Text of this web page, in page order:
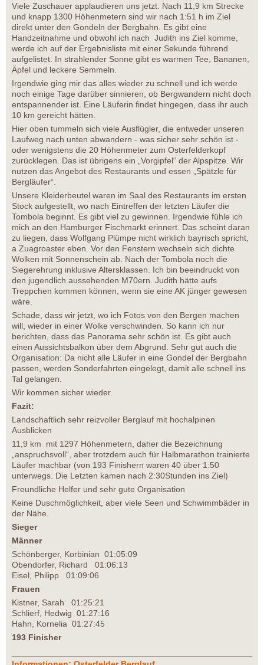
Viele Zuschauer applaudieren uns jetzt. Nach 11,9 km Strecke
und knapp 1300 Höhenmetern sind wir nach 1:51 h im Ziel
direkt unter den Gondeln der Bergbahn. Es gibt eine
Handzeitnahme und obwohl ich nach Judith ins Ziel komme,
werde ich auf der Ergebnisliste mit einer Sekunde führend
aufgelistet. In strahlender Sonne gibt es warmen Tee, Bananen,
Äpfel und leckere Semmeln.
Irgendwie ging mir das alles wieder zu schnell und ich werde
noch einige Tage darüber sinnieren, ob Bergwandern nicht doch
entspannender ist. Eine Läuferin findet hingegen, dass ihr auch
10 km gereicht hätten.
Hier oben tummeln sich viele Ausflügler, die entweder unseren
Laufweg nach unten abwandern - was sicher sehr schön ist -
oder wenigstens die 20 Höhenmeter zum Osterfelderkopf
zurücklegen. Das ist übrigens ein „Vorgipfel“ der Alpspitze. Wir
nutzen das Angebot des Restaurants und essen „Spätzle für
Bergläufer“.
Unsere Kleiderbeutel waren im Saal des Restaurants im ersten
Stock aufgestellt, wo nach Eintreffen der letzten Läufer die
Tombola beginnt. Es gibt viel zu gewinnen. Irgendwie fühle ich
mich an den Hamburger Fischmarkt erinnert. Das scheint daran
zu liegen, dass Wolfgang Plümpe nicht wirklich bayrisch spricht,
a Zuagroaster eben. Vor den Fenstern wechseln sich dichte
Wolken mit Sonnenschein ab. Nach der Tombola noch die
Siegerehrung inklusive Altersklassen. Ich bin beeindruckt von
den jugendlich aussehenden M70ern. Judith hätte aufs
Treppchen kommen können, wenn sie eine AK jünger gewesen
wäre.
Schade, dass wir jetzt, wo ich Fotos von den Bergen machen
will, wieder in einer Wolke verschwinden. So kann ich nur
berichten, dass das Panorama sehr schön ist. Es gibt auch
einen Aussichtsbalkon über dem Abgrund. Sehr gut auch die
Organisation: Da nicht alle Läufer in eine Gondel der Bergbahn
passen, werden Sonderfahrten eingelegt, damit alle schnell ins
Tal gelangen.
Wir kommen sicher wieder.
Fazit:
Landschaftlich sehr reizvoller Berglauf mit hochalpinen
Ausblicken
11,9 km mit 1297 Höhenmetern, daher die Bezeichnung
„anspruchsvoll“, aber trotzdem auch für Halbmarathon trainierte
Läufer machbar (von 193 Finishern waren 40 über 1:50
unterwegs. Die Letzten kamen nach 2:30Stunden ins Ziel)
Freundliche Helfer und sehr gute Organisation
Keine Duschmöglichkeit, aber viele Seen und Schwimmbäder in
der Nähe.
Sieger
Männer
Schönberger, Korbinian 01:05:09
Obendorfer, Richard 01:06:13
Eisel, Philipp 01:09:06
Frauen
Kistner, Sarah 01:25:21
Schlierf, Hedwig 01:27:16
Hahn, Kornelia 01:27:45
193 Finisher